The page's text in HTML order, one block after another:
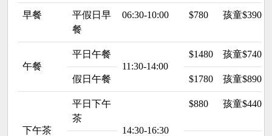
早餐
平假日早
餐
06:30-10:00 $780 孩童$390
午餐
平日午餐
11:30-14:00
$1480 孩童$740
假日午餐 $1780 孩童$890
下午茶
平日下午
茶
14:30-16:30
$880 孩童$440